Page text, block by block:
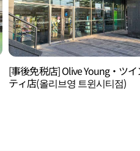
[事後免税店] Olive Young・ツ
ティ店(올리브영 트윈시티점)